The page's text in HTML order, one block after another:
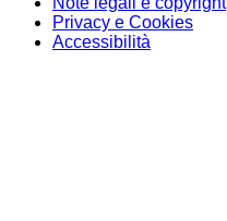
Privacy e Cookies
Accessibilità